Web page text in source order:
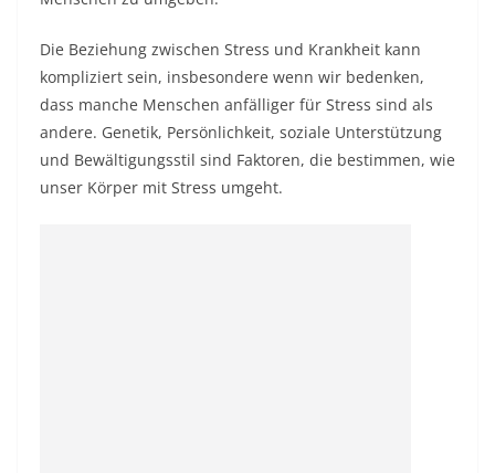
Die Beziehung zwischen Stress und Krankheit kann
kompliziert sein, insbesondere wenn wir bedenken,
dass manche Menschen anfälliger für Stress sind als
andere. Genetik, Persönlichkeit, soziale Unterstützung
und Bewältigungsstil sind Faktoren, die bestimmen, wie
unser Körper mit Stress umgeht.